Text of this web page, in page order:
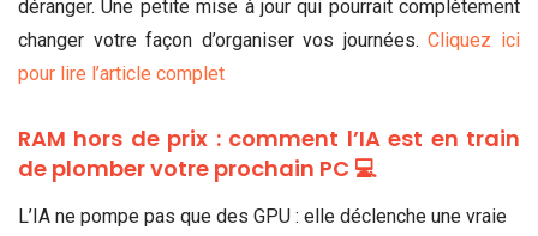
déranger. Une petite mise à jour qui pourrait complètement
changer votre façon d’organiser vos journées.Cliquez ici
pour lire l’article complet
RAM hors de prix : comment l’IA est en train
de plomber votre prochain PC 💻
L’IA ne pompe pas que des GPU : elle déclenche une vraie